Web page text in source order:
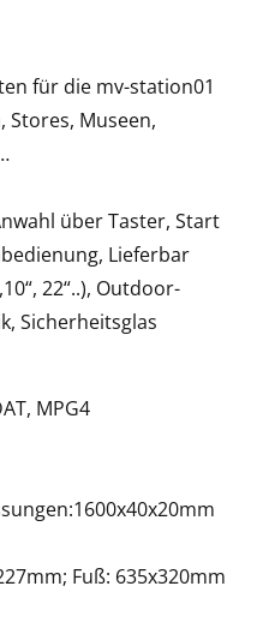
für die mv-station01
Stores, Museen,
über Taster, Start
Lieferbar
22“..), Outdoor-
Sicherheitsglas
MPG4
Fuß: 635x320mm